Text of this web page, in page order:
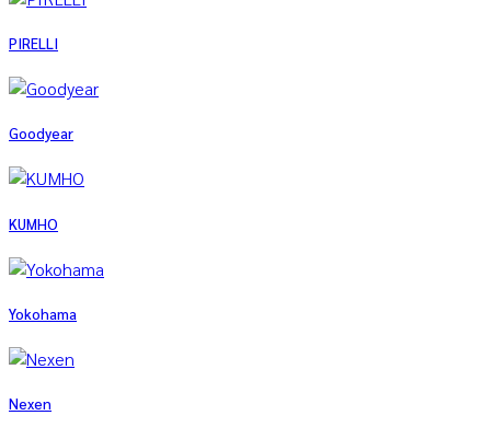
PIRELLI
Goodyear
KUMHO
Yokohama
Nexen